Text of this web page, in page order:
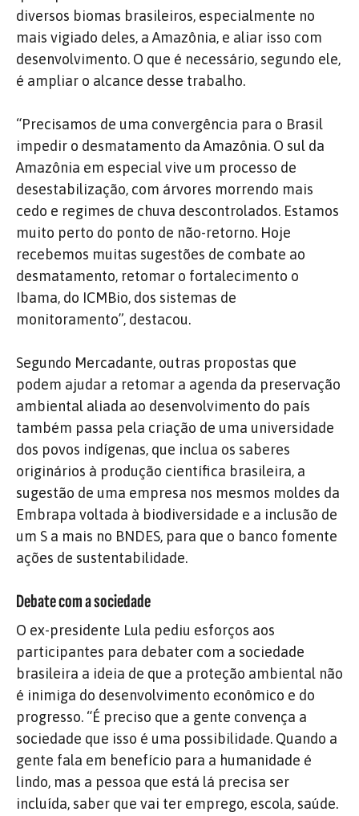
diversos biomas brasileiros, especialmente no
mais vigiado deles, a Amazônia, e aliar isso com
desenvolvimento. O que é necessário, segundo ele,
é ampliar o alcance desse trabalho.
“Precisamos de uma convergência para o Brasil
impedir o desmatamento da Amazônia. O sul da
Amazônia em especial vive um processo de
desestabilização, com árvores morrendo mais
cedo e regimes de chuva descontrolados. Estamos
muito perto do ponto de não-retorno. Hoje
recebemos muitas sugestões de combate ao
desmatamento, retomar o fortalecimento o
Ibama, do ICMBio, dos sistemas de
monitoramento”, destacou.
Segundo Mercadante, outras propostas que
podem ajudar a retomar a agenda da preservação
ambiental aliada ao desenvolvimento do país
também passa pela criação de uma universidade
dos povos indígenas, que inclua os saberes
originários à produção científica brasileira, a
sugestão de uma empresa nos mesmos moldes da
Embrapa voltada à biodiversidade e a inclusão de
um S a mais no BNDES, para que o banco fomente
ações de sustentabilidade.
Debate com a sociedade
O ex-presidente Lula pediu esforços aos
participantes para debater com a sociedade
brasileira a ideia de que a proteção ambiental não
é inimiga do desenvolvimento econômico e do
progresso. “É preciso que a gente convença a
sociedade que isso é uma possibilidade. Quando a
gente fala em benefício para a humanidade é
lindo, mas a pessoa que está lá precisa ser
incluída, saber que vai ter emprego, escola, saúde.